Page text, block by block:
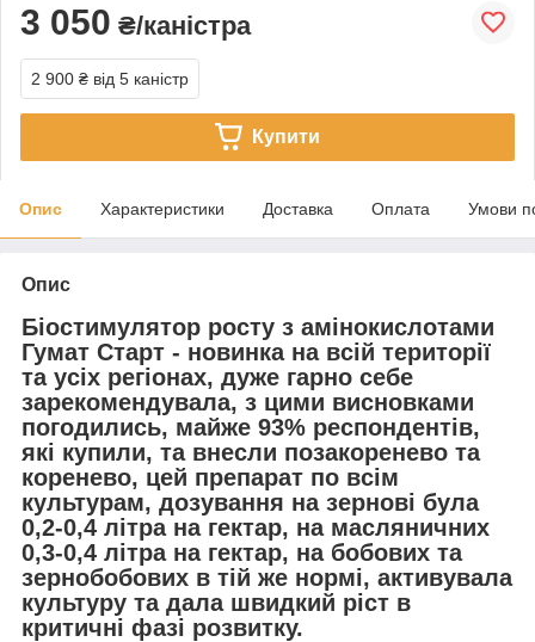
3 050 ₴/каністра
2 900 ₴ від 5 каністр
Купити
Опис Характеристики Доставка Оплата Умови
Опис
Біостимулятор росту з амінокислотами
Гумат Старт - новинка на всій території
та усіх регіонах, дуже гарно себе
зарекомендувала, з цими висновками
погодились, майже 93% респондентів,
які купили, та внесли позакоренево та
коренево, цей препарат по всім
культурам, дозування на зернові була
0,2-0,4 літра на гектар, на масляничних
0,3-0,4 літра на гектар, на бобових та
зернобобових в тій же нормі, активувала
культуру та дала швидкий ріст в
критичні фазі розвитку.